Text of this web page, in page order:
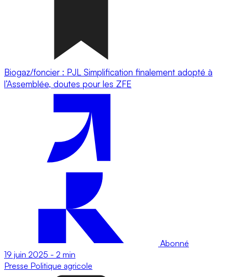
Biogaz/foncier : PJL Simplification finalement adopté à
l’Assemblée, doutes pour les ZFE
Abonné
19 juin 2025 - 2 min
Presse Politique agricole